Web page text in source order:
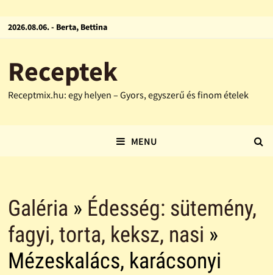
2026.08.06. - Berta, Bettina
Receptek
Receptmix.hu: egy helyen – Gyors, egyszerű és finom ételek
MENU
Galéria » Édesség: sütemény,
fagyi, torta, keksz, nasi »
Mézeskalács, karácsonyi